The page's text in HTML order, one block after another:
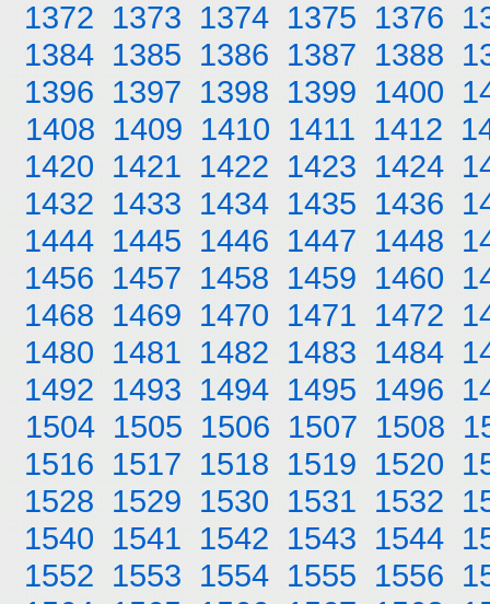
1372 1373 1374 1375 1376
1384 1385 1386 1387 1388
1396 1397 1398 1399 1400
1408 1409 1410 1411 1412
1420 1421 1422 1423 1424
1432 1433 1434 1435 1436
1444 1445 1446 1447 1448
1456 1457 1458 1459 1460
1468 1469 1470 1471 1472
1480 1481 1482 1483 1484
1492 1493 1494 1495 1496
1504 1505 1506 1507 1508
1516 1517 1518 1519 1520
1528 1529 1530 1531 1532
1540 1541 1542 1543 1544
1552 1553 1554 1555 1556